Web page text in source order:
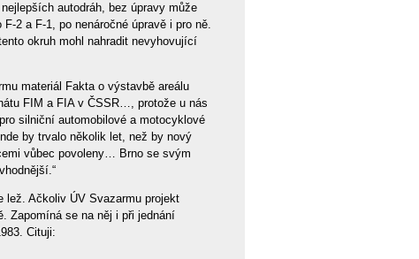
autodráh, bez úpravy může
2 a F-1, po nenáročné úpravě i pro ně.
okruh mohl nahradit nevyhovující
materiál Fakta o výstavbě areálu
FIM a FIA v ČSSR…, protože u nás
silniční automobilové a motocyklové
by trvalo několik let, než by nový
vůbec povoleny… Brno se svým
lež. Ačkoliv ÚV Svazarmu projekt
Zapomíná se na něj i při jednání
Cituji: